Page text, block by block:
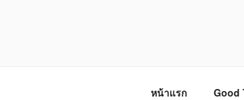
หน้าแรก Good